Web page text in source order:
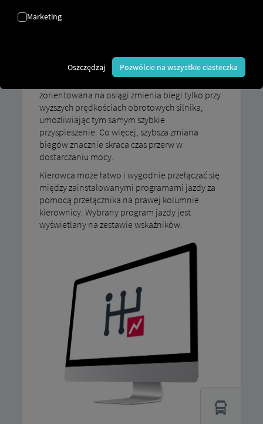
przyspieszanie
zapewniają dynamiczną jazdę, gdy
spontanicznie potrzebna jest duża moc lub
zorientowana na osiągi zmienia biegi tylko przy
wyższych prędkościach obrotowych silnika,
umożliwiając tym samym szybkie
przyspieszenie. Co więcej, szybsza zmiana
biegów znacznie skraca czas przerw w
dostarczaniu mocy.
Kierowca może łatwo i wygodnie przełączać się
między zainstalowanymi programami jazdy za
pomocą przełącznika na prawej kolumnie
kierownicy. Wybrany program jazdy jest
wyświetlany na zestawie wskaźników.
Marketing
Oszczędzaj Pozwólcie na wszystkie ciasteczka